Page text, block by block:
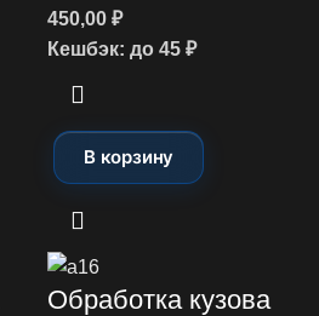
450,00 ₽
Кешбэк: до 45 ₽
В корзину
Обработка кузова